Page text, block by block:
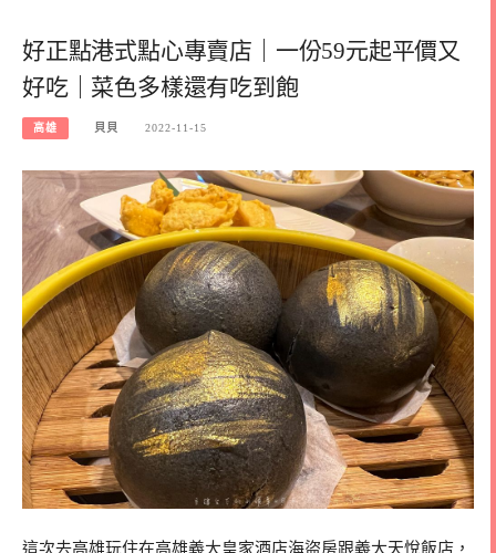
好正點港式點心專賣店｜一份59元起平價又
好吃｜菜色多樣還有吃到飽
高雄 貝貝 2022-11-15
這次去高雄玩住在高雄義大皇家酒店海盜房跟義大天悅飯店，